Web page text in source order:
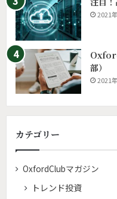
2021
部）
2021
カテゴリー
OxfordClubマガジン
トレンド投資